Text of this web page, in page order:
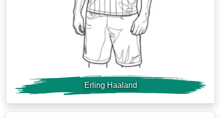
Erling Haaland